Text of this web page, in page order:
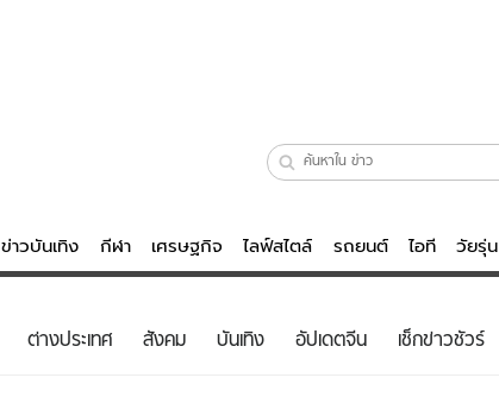
ข่าวบันเทิง กีฬา เศรษฐกิจ ไลฟ์สไตล์ รถยนต์ ไอที วัยรุ่น
ดูดวง - ตรวจหวย ไลฟ์สไตล์
ต่างประเทศ สังคม บันเทิง อัปเดตจีน เช็กข่าวชัวร์